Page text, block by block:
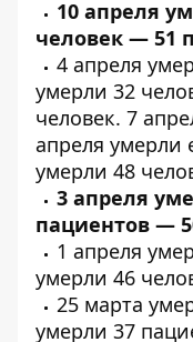
10 апреля
человек — 51
4 апреля
умерли 32
человек. 7
апреля умерли
умерли 48
3 апреля
пациентов —
1 апреля
умерли 46
25 марта
умерли 37